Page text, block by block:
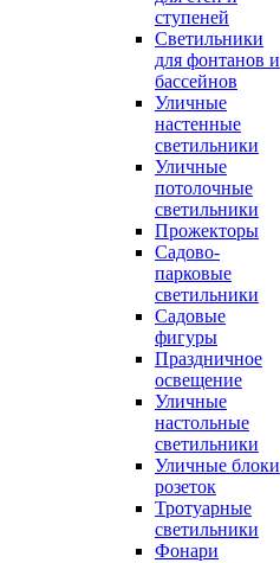
ступеней
Светильники
для фонтанов и
бассейнов
Уличные
настенные
светильники
Уличные
потолочные
светильники
Прожекторы
Садово-
парковые
светильники
Садовые
фигуры
Праздничное
освещение
Уличные
настольные
светильники
Уличные блоки
розеток
Тротуарные
светильники
Фонари